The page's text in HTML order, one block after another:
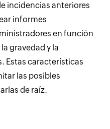
incidencias anteriores
informes
en función
gravedad y la
Estas características
las posibles
de raíz.